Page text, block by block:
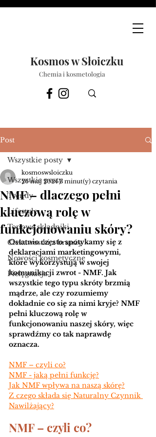
Kosmos w Słoiczku
Chemia i kosmetologia
Post
Wszystkie posty
Trendy
Lifestyle
Topowe składniki
Ciekawostki z branży
Nowości kosmetyczne
Pielęgnacja
Wszystkie posty
NMF – dlaczego pełni
kluczową rolę w
funkcjonowaniu skóry?
kosmoswsloiczku
26 maj 2024 3 minut(y) czytania
Ostatnio często spotykamy się z
deklaracjami marketingowymi,
które wykorzystują w swojej
komunikacji zwrot - NMF. Jak
wszystkie tego typu skróty brzmią
mądrze, ale czy rozumiemy
dokładnie co się za nimi kryje? NMF
pełni kluczową rolę w
funkcjonowaniu naszej skóry, więc
sprawdźmy co tak naprawdę
oznacza.
NMF – czyli co?
NMF - jaką pełni funkcję?
Jak NMF wpływa na naszą skórę?
Z czego składa się Naturalny Czynnik
Nawilżający?
NMF – czyli co?